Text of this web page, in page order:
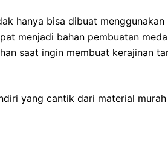
hanya bisa dibuat
menjadi bahan pembuatan
saat ingin membuat kerajinan
yang cantik dari material